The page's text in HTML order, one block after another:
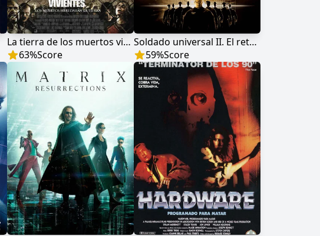
La tierra de los muertos vivientes
63%Score
Soldado universal II. El retorno
59%Score